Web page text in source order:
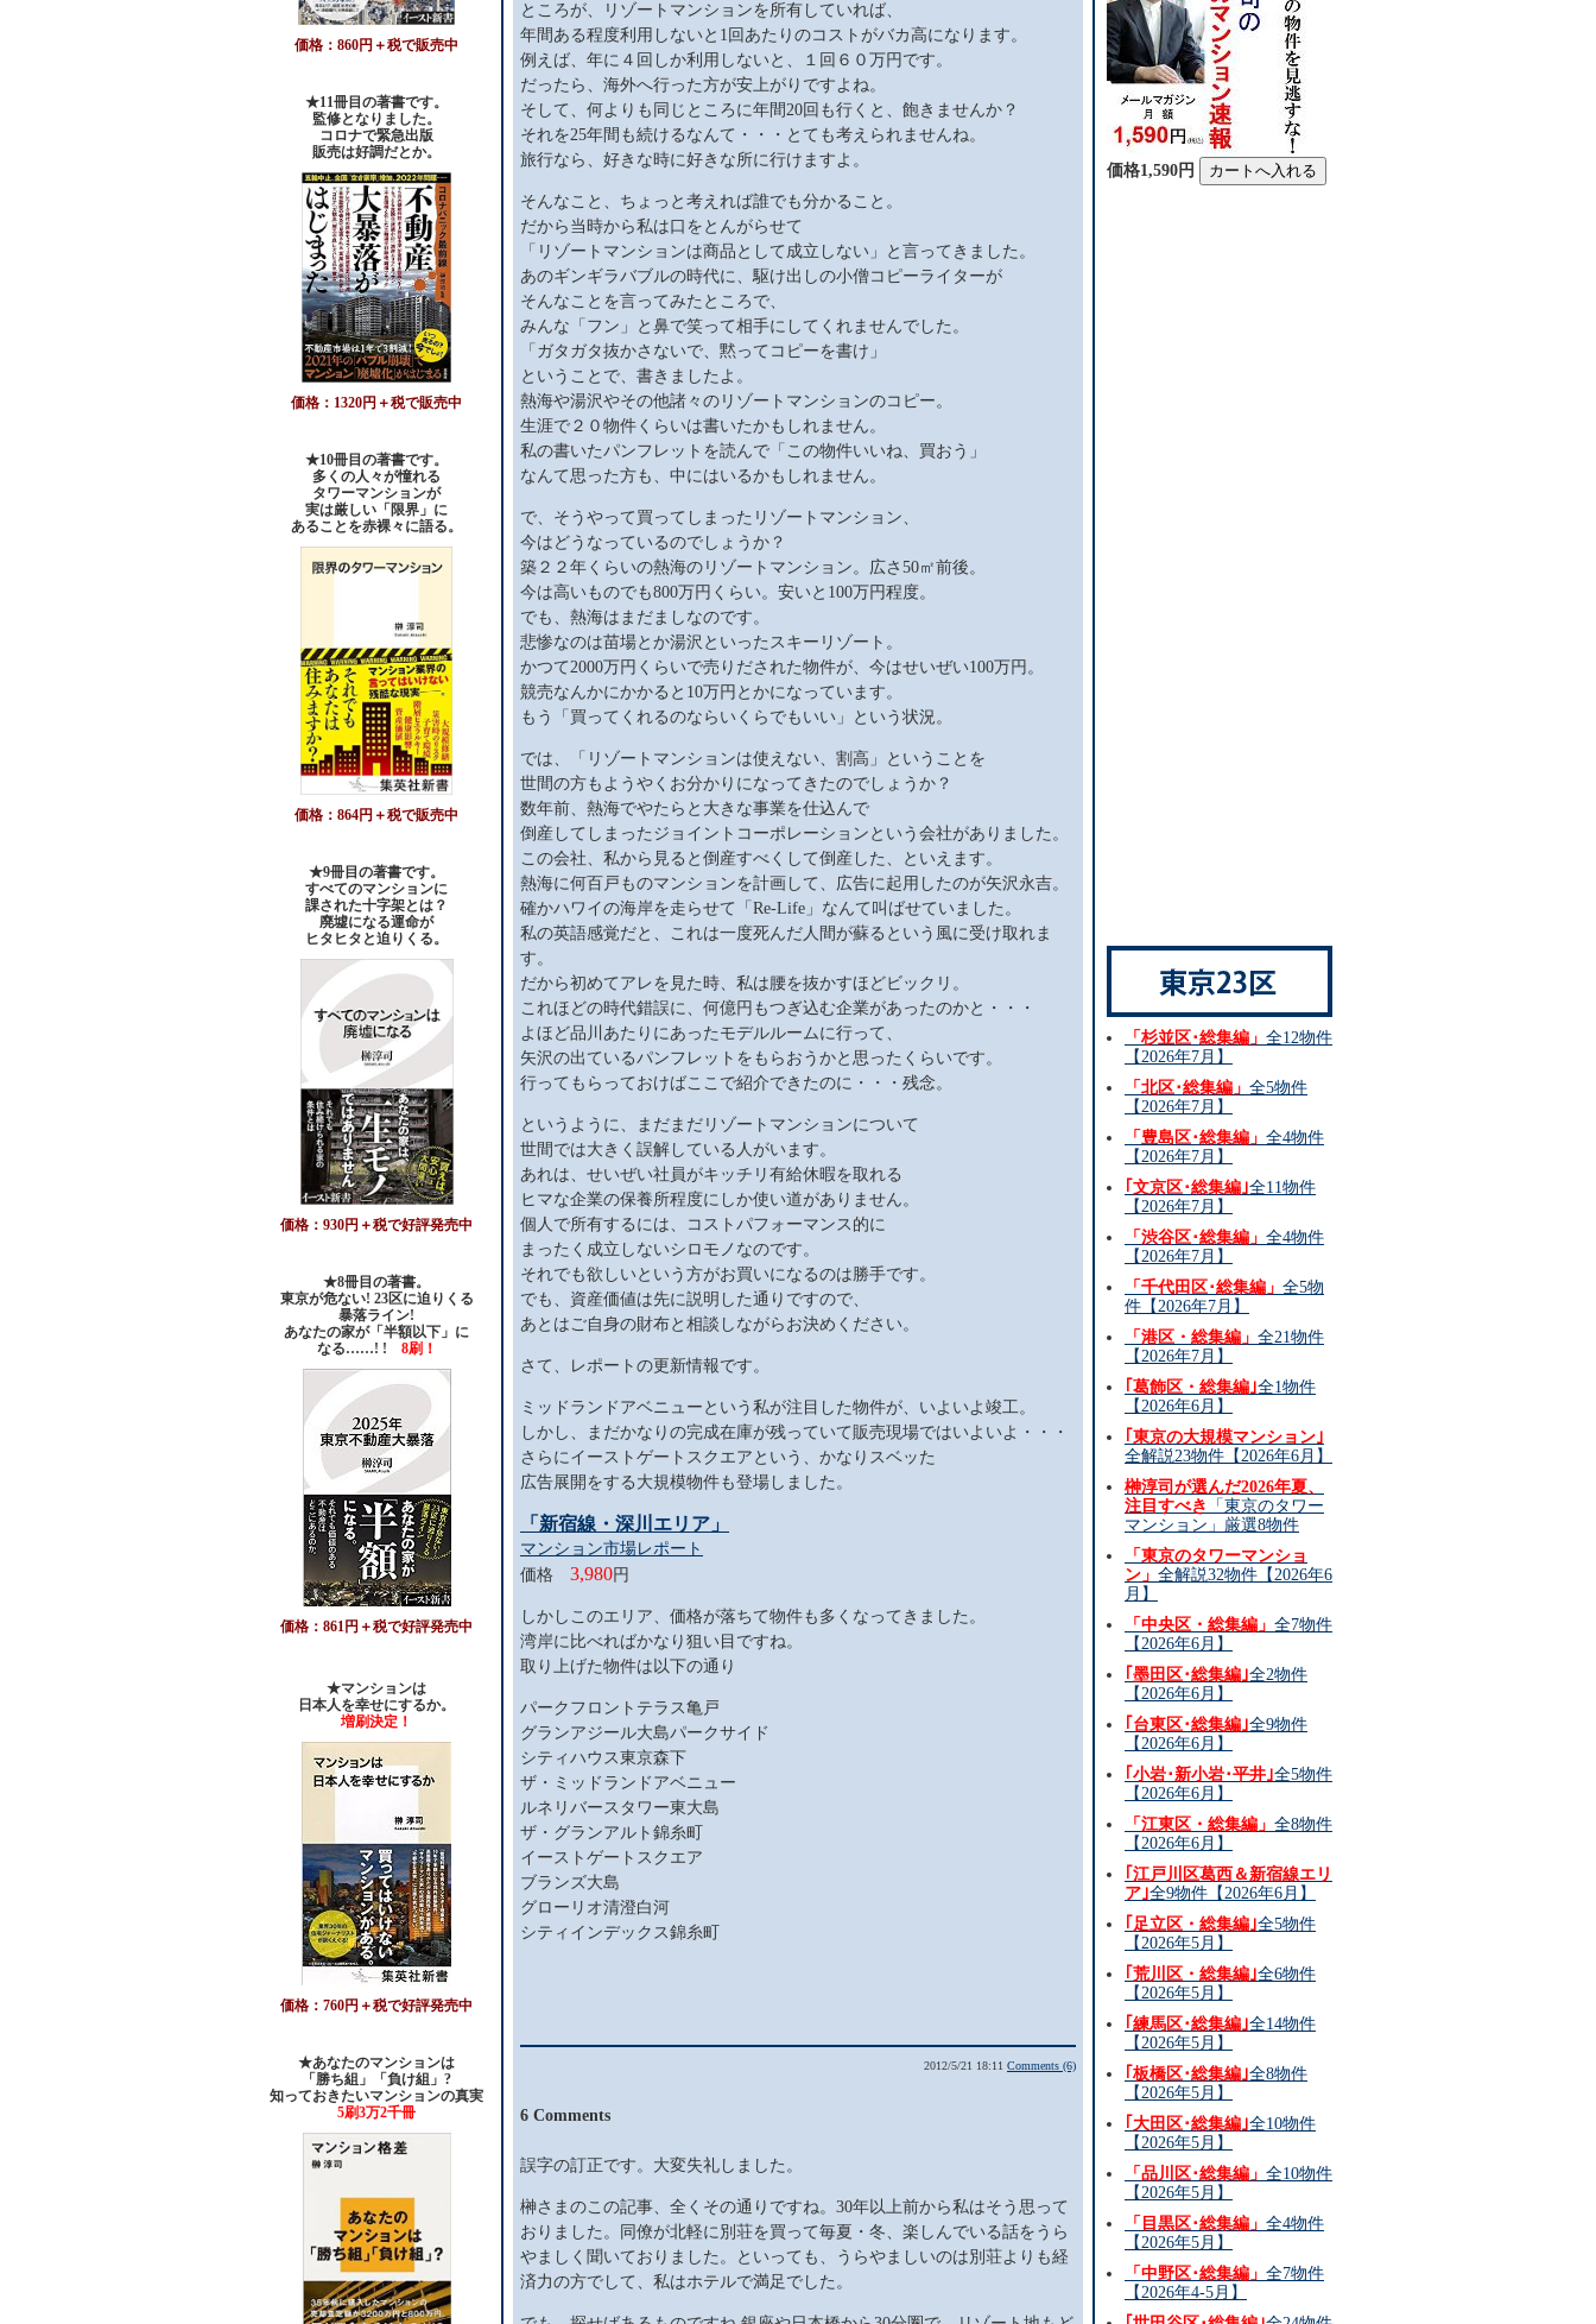
価格：860円＋税で販売中
★11冊目の著書です。
監修となりました。
コロナで緊急出版
販売は好調だとか。
価格：1320円＋税で販売中
★10冊目の著書です。
多くの人々が憧れる
タワーマンションが
実は厳しい「限界」に
あることを赤裸々に語る。
価格：864円＋税で販売中
★9冊目の著書です。
すべてのマンションに
課された十字架とは？
廃墟になる運命が
ヒタヒタと迫りくる。
価格：930円＋税で好評発売中
★8冊目の著書。
東京が危ない! 23区に迫りくる
暴落ライン!
あなたの家が「半額以下」に
なる……! ! 8刷！
価格：861円＋税で好評発売中
★マンションは
日本人を幸せにするか。
増刷決定！
価格：760円＋税で好評発売中
★あなたのマンションは
「勝ち組」「負け組」?
知っておきたいマンションの真実
5刷3万2千冊
ところが、リゾートマンションを所有していれば、
年間ある程度利用しないと1回あたりのコストがバカ高になります。
例えば、年に４回しか利用しないと、１回６０万円です。
だったら、海外へ行った方が安上がりですよね。
そして、何よりも同じところに年間20回も行くと、飽きませんか？
それを25年間も続けるなんて・・・とても考えられませんね。
旅行なら、好きな時に好きな所に行けますよ。
そんなこと、ちょっと考えれば誰でも分かること。
だから当時から私は口をとんがらせて
「リゾートマンションは商品として成立しない」と言ってきました。
あのギンギラバブルの時代に、駆け出しの小僧コピーライターが
そんなことを言ってみたところで、
みんな「フン」と鼻で笑って相手にしてくれませんでした。
「ガタガタ抜かさないで、黙ってコピーを書け」
ということで、書きましたよ。
熱海や湯沢やその他諸々のリゾートマンションのコピー。
生涯で２０物件くらいは書いたかもしれません。
私の書いたパンフレットを読んで「この物件いいね、買おう」
なんて思った方も、中にはいるかもしれません。
で、そうやって買ってしまったリゾートマンション、
今はどうなっているのでしょうか？
築２２年くらいの熱海のリゾートマンション。広さ50㎡前後。
今は高いものでも800万円くらい。安いと100万円程度。
でも、熱海はまだましなのです。
悲惨なのは苗場とか湯沢といったスキーリゾート。
かつて2000万円くらいで売りだされた物件が、今はせいぜい100万円。
競売なんかにかかると10万円とかになっています。
もう「買ってくれるのならいくらでもいい」という状況。
では、「リゾートマンションは使えない、割高」ということを
世間の方もようやくお分かりになってきたのでしょうか？
数年前、熱海でやたらと大きな事業を仕込んで
倒産してしまったジョイントコーポレーションという会社がありました。
この会社、私から見ると倒産すべくして倒産した、といえます。
熱海に何百戸ものマンションを計画して、広告に起用したのが矢沢永吉。
確かハワイの海岸を走らせて「Re-Life」なんて叫ばせていました。
私の英語感覚だと、これは一度死んだ人間が蘇るという風に受け取れま
す。
だから初めてアレを見た時、私は腰を抜かすほどビックリ。
これほどの時代錯誤に、何億円もつぎ込む企業があったのかと・・・
よほど品川あたりにあったモデルルームに行って、
矢沢の出ているパンフレットをもらおうかと思ったくらいです。
行ってもらっておけばここで紹介できたのに・・・残念。
というように、まだまだリゾートマンションについて
世間では大きく誤解している人がいます。
あれは、せいぜい社員がキッチリ有給休暇を取れる
ヒマな企業の保養所程度にしか使い道がありません。
個人で所有するには、コストパフォーマンス的に
まったく成立しないシロモノなのです。
それでも欲しいという方がお買いになるのは勝手です。
でも、資産価値は先に説明した通りですので、
あとはご自身の財布と相談しながらお決めください。
さて、レポートの更新情報です。
ミッドランドアベニューという私が注目した物件が、いよいよ竣工。
しかし、まだかなりの完成在庫が残っていて販売現場ではいよいよ・・・
さらにイーストゲートスクエアという、かなりスベッた
広告展開をする大規模物件も登場しました。
「新宿線・深川エリア」
マンション市場レポート
価格 3,980円
しかしこのエリア、価格が落ちて物件も多くなってきました。
湾岸に比べればかなり狙い目ですね。
取り上げた物件は以下の通り
パークフロントテラス亀戸
グランアジール大島パークサイド
シティハウス東京森下
ザ・ミッドランドアベニュー
ルネリバースタワー東大島
ザ・グランアルト錦糸町
イーストゲートスクエア
ブランズ大島
グローリオ清澄白河
シティインデックス錦糸町
2012/5/21 18:11 Comments (6)
6 Comments
誤字の訂正です。大変失礼しました。
榊さまのこの記事、全くその通りですね。30年以上前から私はそう思って
おりました。同僚が北軽に別荘を買って毎夏・冬、楽しんでいる話をうら
やましく聞いておりました。といっても、うらやましいのは別荘よりも経
済力の方でして、私はホテルで満足でした。
価格1,590円
「杉並区･総集編」 全12物件
【2026年7月】
「北区･総集編」 全5物件
【2026年7月】
「豊島区･総集編」 全4物件
【2026年7月】
｢文京区･総集編｣全11物件
【2026年7月】
「渋谷区･総集編」 全4物件
【2026年7月】
「千代田区･総集編」 全5物
件【2026年7月】
「港区・総集編」 全21物件
【2026年7月】
｢葛飾区・総集編｣全1物件
【2026年6月】
｢東京の大規模マンション｣
全解説23物件【2026年6月】
榊淳司が選んだ2026年夏、
注目すべき
「東京のタワー
マンション」厳選8物件
「東京のタワーマンショ
ン」 全解説32物件【2026年6
月】
「中央区・総集編」 全7物件
【2026年6月】
｢墨田区･総集編｣全2物件
【2026年6月】
｢台東区･総集編｣全9物件
【2026年6月】
｢小岩･新小岩･平井｣全5物件
【2026年6月】
「江東区・総集編」 全8物件
【2026年6月】
｢江戸川区葛西＆新宿線エリ
ア｣全9物件【2026年6月】
｢足立区・総集編｣全5物件
【2026年5月】
｢荒川区・総集編｣全6物件
【2026年5月】
｢練馬区･総集編｣全14物件
【2026年5月】
｢板橋区･総集編｣全8物件
【2026年5月】
｢大田区･総集編｣全10物件
【2026年5月】
「品川区･総集編」 全10物件
【2026年5月】
「目黒区･総集編」 全4物件
【2026年5月】
「中野区･総集編」 全7物件
【2026年4-5月】